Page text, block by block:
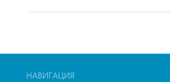
НАВИГАЦИЯ